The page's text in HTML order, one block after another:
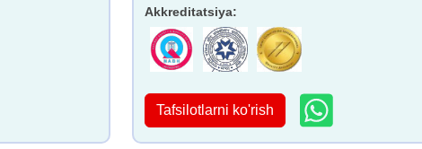
Akkreditatsiya:
Tafsilotlarni ko'rish